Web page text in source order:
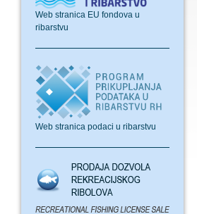
Web stranica EU fondova u
ribarstvu
Web stranica podaci u ribarstvu